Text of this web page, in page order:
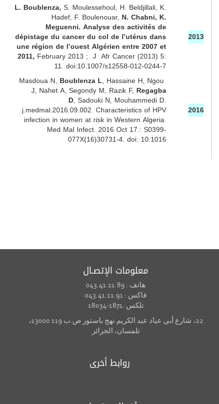
2013
L. Boublenza, S. Moulessehoul, H. Beldjillali, K.
Hadef, F. Boulenouar, N. Chabni, K.
Meguenni. Analyse des activités de
dépistage du cancer du col de l’utérus dans
une région de l’ouest Algérien entre 2007 et
2011, February 2013 ; J Afr Cancer (2013) 5:
11. doi:10.1007/s12558-012-0244-7
2016
Masdoua N, Boublenza L, Hassaine H, Ngou
J, Nahet A, Segondy M, Razik F, Regagba
D, Sadouki N, Mouhammedi D.
j.medmal.2016.09.002. Characteristics of HPV
infection in women at risk in Western Algeria.
Med Mal Infect. 2016 Oct 17.: S0399-
077X(16)30731-4. doi: 10.1016
معلومات الإتصـال
هاتف : 043.41.11.89
فاكس : 043.41.11.91
تلكس :1871-18034
22، شارع أبي عياد عبد الكريم نهج باستور ص.ب 119 13000،
تلمسان، الجزائر
روابط أخرى